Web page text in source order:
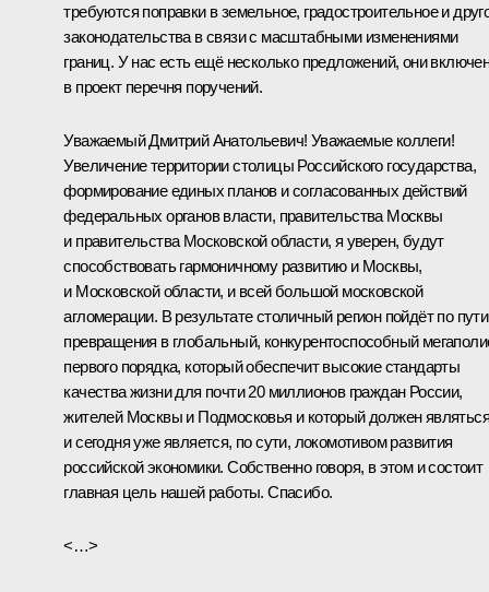
требуются поправки в земельное, градостроительное и
законодательства в связи с масштабными изменениями
границ. У нас есть ещё несколько предложений, они
в проект перечня поручений.
Уважаемый Дмитрий Анатольевич! Уважаемые коллеги!
Увеличение территории столицы Российского государства,
формирование единых планов и согласованных действий
федеральных органов власти, правительства Москвы
и правительства Московской области, я уверен, будут
способствовать гармоничному развитию и Москвы,
и Московской области, и всей большой московской
агломерации. В результате столичный регион пойдёт по пути
превращения в глобальный, конкурентоспособный
первого порядка, который обеспечит высокие стандарты
качества жизни для почти 20 миллионов граждан России,
жителей Москвы и Подмосковья и который должен являться
и сегодня уже является, по сути, локомотивом развития
российской экономики. Собственно говоря, в этом и состоит
главная цель нашей работы. Спасибо.
<…>